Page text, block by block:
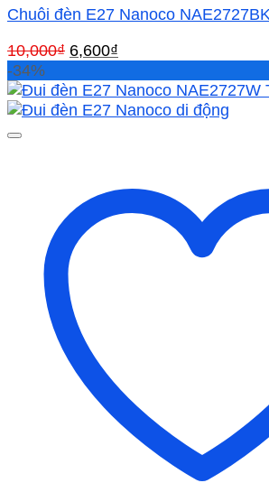
Chuôi đèn E27 Nanoco
10,000₫ Giá
là:
10,000₫.
6,600₫
tại
là:
-34%